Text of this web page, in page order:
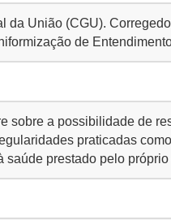
da União (CGU).
de
sobre a possibilidade de
praticadas
saúde prestado pelo próprio